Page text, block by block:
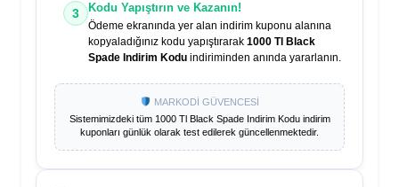
3 Kodu Yapıştırın ve Kazanın!
Ödeme ekranında yer alan indirim kuponu alanına
kopyaladığınız kodu yapıştırarak 1000 Tl Black
Spade Indirim Kodu indiriminden anında yararlanın.
MARKODİ GÜVENCESİ
Sistemimizdeki tüm 1000 Tl Black Spade Indirim Koduindirim
kuponları günlük olarak test edilerek güncellenmektedir.